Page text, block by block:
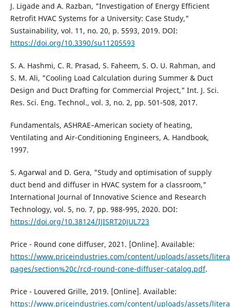
J. Ligade and A. Razban, "Investigation of Energy Efficient
Retrofit HVAC Systems for a University: Case Study,"
Sustainability, vol. 11, no. 20, p. 5593, 2019. DOI:
https://doi.org/10.3390/su11205593
S. A. Hashmi, C. R. Prasad, S. Faheem, S. O. U. Rahman, and
S. M. Ali, "Cooling Load Calculation during Summer & Duct
Design and Duct Drafting for Commercial Project," Int. J. Sci.
Res. Sci. Eng. Technol., vol. 3, no. 2, pp. 501-508, 2017.
Fundamentals, ASHRAE–American society of heating,
Ventilating and Air-Conditioning Engineers, A. Handbook,
1997.
S. Agarwal and D. Gera, "Study and optimisation of supply
duct bend and diffuser in HVAC system for a classroom,"
International Journal of Innovative Science and Research
Technology, vol. 5, no. 7, pp. 988-995, 2020. DOI:
https://doi.org/10.38124/IJISRT20JUL723
Price - Round cone diffuser, 2021. [Online]. Available:
https://www.priceindustries.com/content/uploads/assets/
pages/section%20c/rcd-round-cone-diffuser-catalog.pdf.
Price - Louvered Grille, 2019. [Online]. Available:
https://www.priceindustries.com/content/uploads/assets/